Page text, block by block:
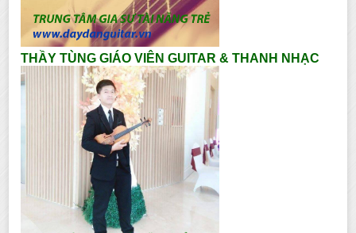
THẦY TÙNG GIÁO VIÊN GUITAR & THANH NHẠC